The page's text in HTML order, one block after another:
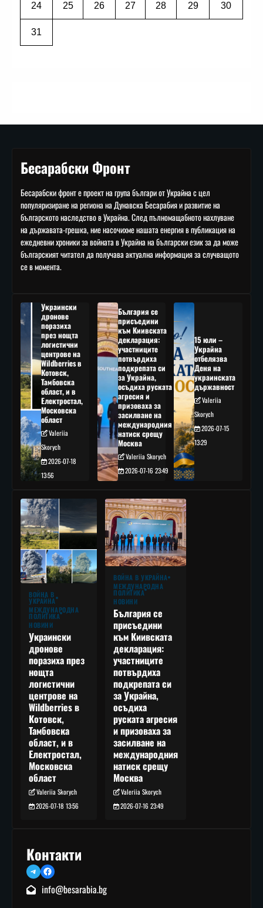
24 25 26 27 28 29 30
31
Бесарабски Фронт
Бесарабски фронт е проект на група българи от Украйна с цел
популяризиране на региона на Дунавска Бесарабия и развитие на
българското наследство в Украйна. След пълномащабното нахлуване
на държавата-грешка, ние насочихме нашата енергия в публикация на
ежедневни хроники за войната в Украйна на български език за да може
българският читател да получава актуална информация за случващото
се в момента.
Украински
дронове
поразиха
през нощта
логистични
центрове на
Wildberries в
Котовск,
Тамбовска
област, и в
Електростал,
Московска
област
Valeriia
Skorych
2026-07-18
13:56
България се
присъедини
към Киивската
декларация:
участниците
потвърдиха
подкрепата си
за Украйна,
осъдиха руската
агресия и
призоваха за
засилване на
международния
натиск срещу
Москва
Valeriia Skorych
2026-07-16 23:49
15 юли –
Украйна
отбелязва
Деня на
украинската
държавност
Valeriia
Skorych
2026-07-15
13:29
ВОЙНА В
УКРАЙНА
МЕЖДУНАРОДНА
ПОЛИТИКА
НОВИНИ
Украински
дронове
поразиха през
нощта
логистични
центрове на
Wildberries в
Котовск,
Тамбовска
област, и в
Електростал,
Московска
област
Valeriia Skorych
2026-07-18 13:56
ВОЙНА В УКРАЙНА
МЕЖДУНАРОДНА
ПОЛИТИКА
НОВИНИ
България се
присъедини
към Киивската
декларация:
участниците
потвърдиха
подкрепата си
за Украйна,
осъдиха
руската агресия
и призоваха за
засилване на
международния
натиск срещу
Москва
Valeriia Skorych
2026-07-16 23:49
Контакти
TelegramFacebook
info@besarabia.bg